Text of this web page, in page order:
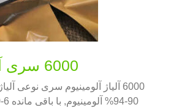
6000 سری آلیاژ آلومینیوم
6000 آلیاژ آلومینیوم سری نوعی